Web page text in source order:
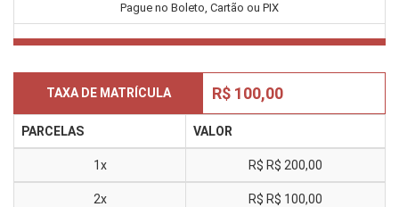
Pague no Boleto, Cartão ou PIX
TAXA DE MATRÍCULA R$ 100,00
PARCELAS VALOR
1x R$ R$ 200,00
2x R$ R$ 100,00